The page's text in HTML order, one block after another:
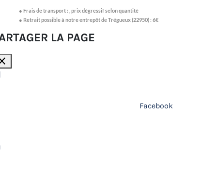
●Frais de transport : ,prix dégressif selon quantité
● Retrait possible à notre entrepôt de Trégueux (22950) : 6€
LA PAGE
Facebook